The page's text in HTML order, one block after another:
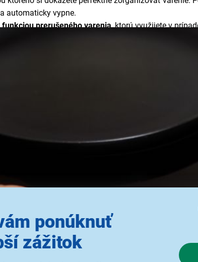
ponúknuť
zážitok
automaticky vypne.
funkciou prerušeného varenia, ktorú využijete v
označené ako